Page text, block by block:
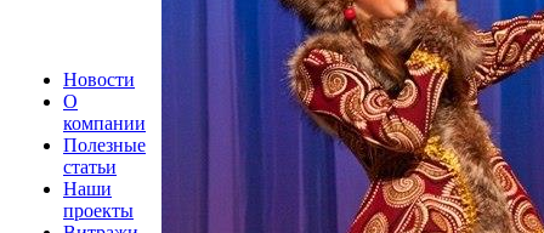
Новости
О
компании
Полезные
статьи
Наши
проекты